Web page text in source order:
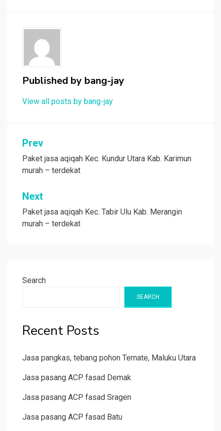
Published by bang-jay
View all posts by bang-jay
Post
navigation
Prev
Paket jasa aqiqah Kec. Kundur Utara Kab. Karimun
murah – terdekat
Next
Paket jasa aqiqah Kec. Tabir Ulu Kab. Merangin
murah – terdekat
Search
SEARCH
Recent Posts
Jasa pangkas, tebang pohon Ternate, Maluku Utara
Jasa pasang ACP fasad Demak
Jasa pasang ACP fasad Sragen
Jasa pasang ACP fasad Batu